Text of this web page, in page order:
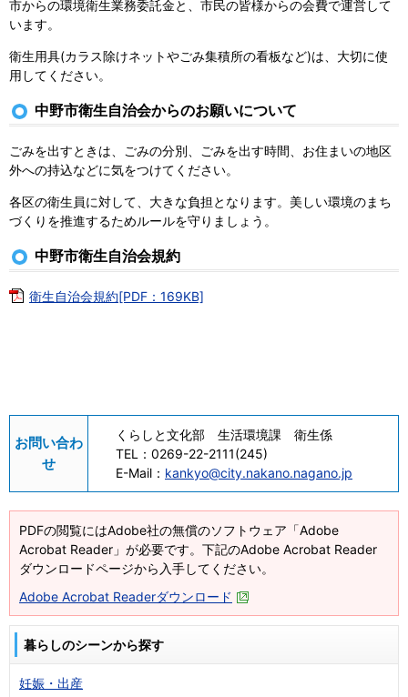
市からの環境衛生業務委託金と、市民の皆様からの会費で運営して
います。
衛生用具(カラス除けネットやごみ集積所の看板など)は、大切に使
用してください。
中野市衛生自治会からのお願いについて
ごみを出すときは、ごみの分別、ごみを出す時間、お住まいの地区
外への持込などに気をつけてください。
各区の衛生員に対して、大きな負担となります。美しい環境のまち
づくりを推進するためルールを守りましょう。
中野市衛生自治会規約
衛生自治会規約[PDF：169KB]
お問い合わ
せ
くらしと文化部 生活環境課 衛生係
TEL： 0269-22-2111(245)
E-Mail： kankyo@city.nakano.nagano.jp
PDFの閲覧にはAdobe社の無償のソフトウェア「Adobe
Acrobat Reader」が必要です。下記のAdobe Acrobat Reader
ダウンロードページから入手してください。
Adobe Acrobat Readerダウンロード
暮らしのシーンから探す
妊娠・出産